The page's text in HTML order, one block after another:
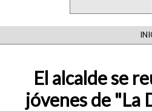
El alcalde se
jóvenes de "La